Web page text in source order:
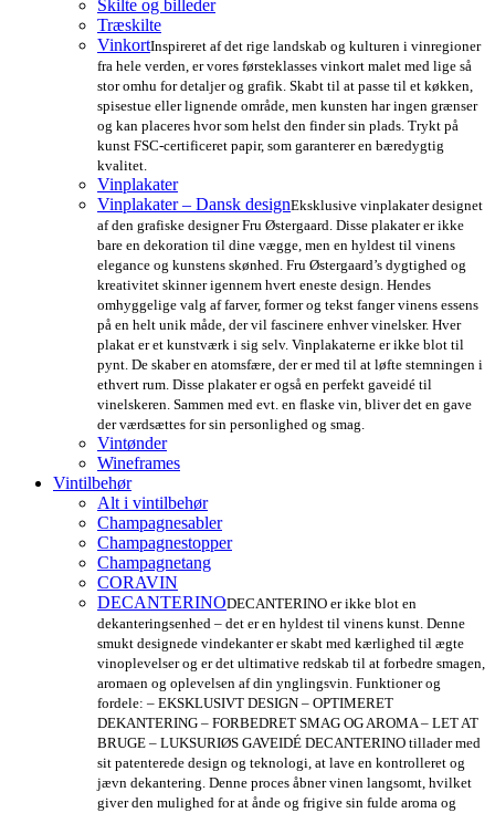
Skilte og billeder
Træskilte
VinkortInspireret af det rige landskab og kulturen i vinregioner
fra hele verden, er vores førsteklasses vinkort malet med lige så
stor omhu for detaljer og grafik. Skabt til at passe til et køkken,
spisestue eller lignende område, men kunsten har ingen grænser
og kan placeres hvor som helst den finder sin plads. Trykt på
kunst FSC-certificeret papir, som garanterer en bæredygtig
kvalitet.
Vinplakater
Vinplakater – Dansk designEksklusive vinplakater designet
af den grafiske designer Fru Østergaard. Disse plakater er ikke
bare en dekoration til dine vægge, men en hyldest til vinens
elegance og kunstens skønhed. Fru Østergaard’s dygtighed og
kreativitet skinner igennem hvert eneste design. Hendes
omhyggelige valg af farver, former og tekst fanger vinens essens
på en helt unik måde, der vil fascinere enhver vinelsker. Hver
plakat er et kunstværk i sig selv. Vinplakaterne er ikke blot til
pynt. De skaber en atomsfære, der er med til at løfte stemningen i
ethvert rum. Disse plakater er også en perfekt gaveidé til
vinelskeren. Sammen med evt. en flaske vin, bliver det en gave
der værdsættes for sin personlighed og smag.
Vintønder
Wineframes
Vintilbehør
Alt i vintilbehør
Champagnesabler
Champagnestopper
Champagnetang
CORAVIN
DECANTERINODECANTERINO er ikke blot en
dekanteringsenhed – det er en hyldest til vinens kunst. Denne
smukt designede vindekanter er skabt med kærlighed til ægte
vinoplevelser og er det ultimative redskab til at forbedre smagen,
aromaen og oplevelsen af din ynglingsvin. Funktioner og
fordele: – EKSKLUSIVT DESIGN – OPTIMERET
DEKANTERING – FORBEDRET SMAG OG AROMA – LET AT
BRUGE – LUKSURIØS GAVEIDÉ DECANTERINO tillader med
sit patenterede design og teknologi, at lave en kontrolleret og
jævn dekantering. Denne proces åbner vinen langsomt, hvilket
giver den mulighed for at ånde og frigive sin fulde aroma og